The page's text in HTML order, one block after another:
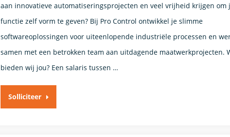
aan innovatieve automatiseringsprojecten en veel vrijheid krijgen om
functie zelf vorm te geven? Bij Pro Control ontwikkel je slimme
softwareoplossingen voor uiteenlopende industriële processen en
samen met een betrokken team aan uitdagende maatwerkprojecten.
bieden wij jou? Een salaris tussen …
Solliciteer